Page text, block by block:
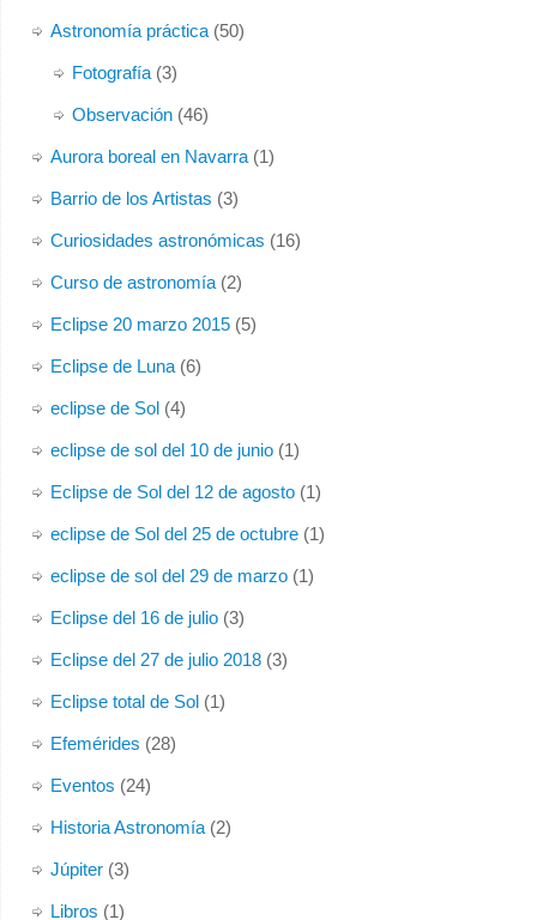
Astronomía práctica(50)
Fotografía(3)
Observación(46)
Aurora boreal en Navarra(1)
Barrio de los Artistas (3)
Curiosidades astronómicas (16)
Curso de astronomía(2)
Eclipse 20 marzo 2015(5)
Eclipse de Luna(6)
eclipse de Sol(4)
eclipse de sol del 10 de junio(1)
Eclipse de Sol del 12 de agosto(1)
eclipse de Sol del 25 de octubre(1)
eclipse de sol del 29 de marzo(1)
Eclipse del 16 de julio(3)
Eclipse del 27 de julio 2018(3)
Eclipse total de Sol(1)
Efemérides (28)
Eventos (24)
Historia Astronomía(2)
Júpiter(3)
Libros (1)